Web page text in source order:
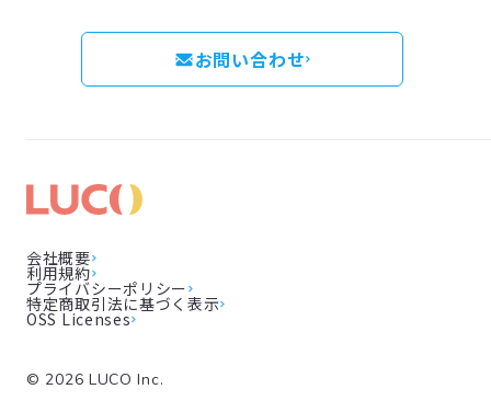
お問い合わせ
会社概要
利用規約
プライバシーポリシー
特定商取引法に基づく表示
OSS Licenses
© 2026 LUCO Inc.